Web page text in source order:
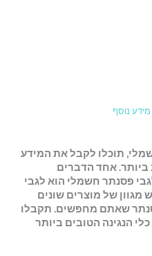
נוסף
תוכלו לקבל את המידע
ביותר. אחד הדברים
פסנתר חשמלי הוא לגבי
של מוצרים שונים
שאתם מחפשים. תקבלו
הנגינה הטובים ביותר